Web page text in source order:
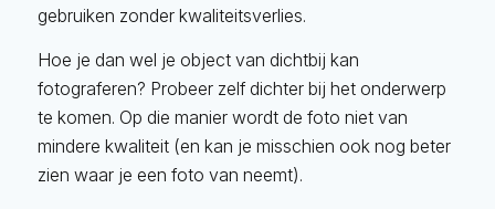
gebruiken zonder kwaliteitsverlies.
Hoe je dan wel je object van dichtbij kan
fotograferen? Probeer zelf dichter bij het onderwerp
te komen. Op die manier wordt de foto niet van
mindere kwaliteit (en kan je misschien ook nog beter
zien waar je een foto van neemt).